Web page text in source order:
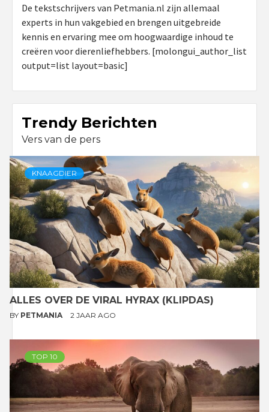
De tekstschrijvers van Petmania.nl zijn allemaal
experts in hun vakgebied en brengen uitgebreide
kennis en ervaring mee om hoogwaardige inhoud te
creëren voor dierenliefhebbers. [molongui_author_list
output=list layout=basic]
Trendy Berichten
Vers van de pers
KNAAGDIER
ALLES OVER DE VIRAL HYRAX (KLIPDAS)
BY PETMANIA 2 JAAR AGO
TOP 10